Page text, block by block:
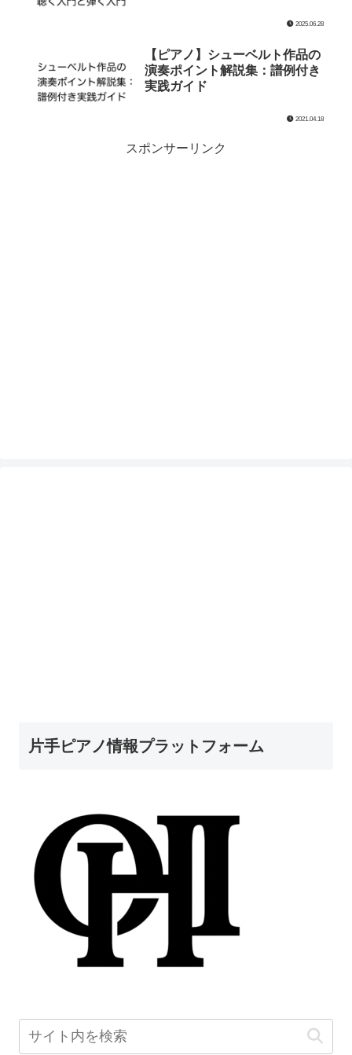
2025.06.28
【ピアノ】シューベルト作品の
演奏ポイント解説集：譜例付き
実践ガイド
2021.04.18
スポンサーリンク
片手ピアノ情報プラットフォーム